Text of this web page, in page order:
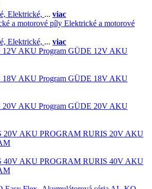
Elektrické, ... viac
Elektrické a motorové
Elektrické, ... viac
GÜDE 12V AKU
GÜDE 18V AKU
GÜDE 20V AKU
RURIS 20V AKU
RURIS 40V AKU